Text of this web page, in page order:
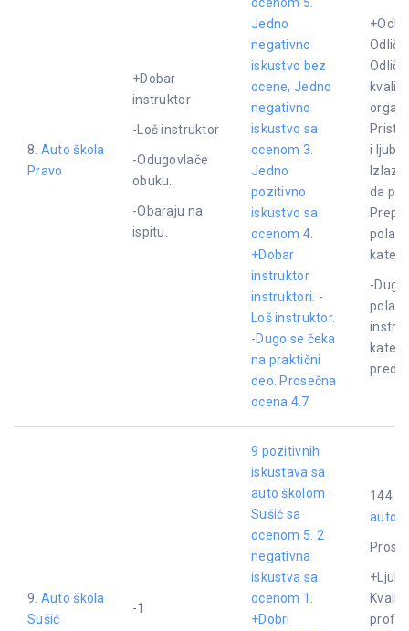
8. Auto škola
Pravo
+Dobar
instruktor
-Loš instruktor
-Odugovlače
obuku.
-Obaraju na
ispitu.
Jedno
negativno
iskustvo bez
ocene, Jedno
negativno
iskustvo sa
ocenom 3.
Jedno
pozitivno
iskustvo sa
ocenom 4.
+Dobar
instruktor
instruktori. -
Loš instruktor.
-Dugo se čeka
na praktični
deo. Prosečna
ocena 4.7
i
da
-Dugo
9. Auto škola
Sušić
-1
9 pozitivnih
iskustava sa
auto školom
Sušić sa
ocenom 5. 2
negativna
iskustva sa
ocenom 1.
+Dobri
144
auto